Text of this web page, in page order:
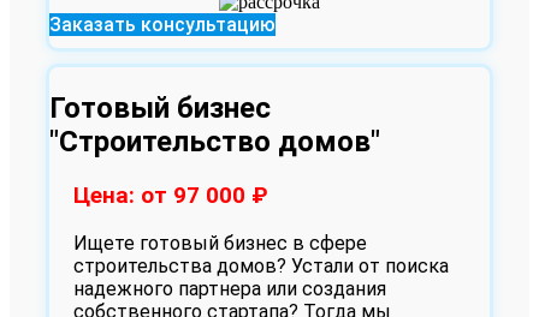
Заказать консультацию
Готовый бизнес
"Строительство домов"
Цена: от 97 000 ₽
Ищете готовый бизнес в сфере
строительства домов? Устали от поиска
надежного партнера или создания
собственного стартапа? Тогда мы